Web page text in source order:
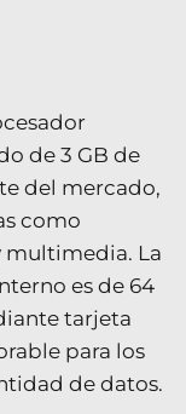
de 3 GB de
del mercado,
como
multimedia. La
es de 64
tarjeta
para los
de datos.